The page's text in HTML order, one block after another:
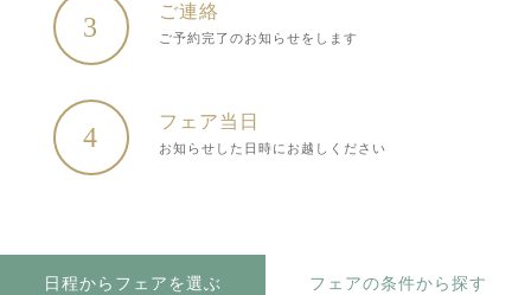
3
ご連絡
ご予約完了のお知らせをします
4
フェア当日
お知らせした日時にお越しください
日程からフェアを選ぶ フェアの条件から探す